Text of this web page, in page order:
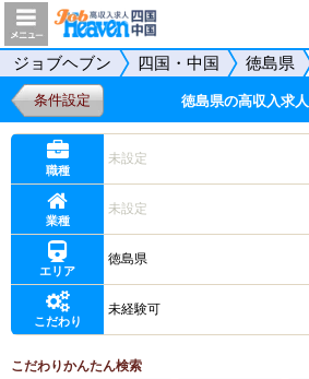
ジョブヘブン 四国・中国 徳島県
条件設定 徳島県の高収入求人
職種
未設定
業種
未設定
エリア
徳島県
こだわり
未経験可
こだわりかんたん検索